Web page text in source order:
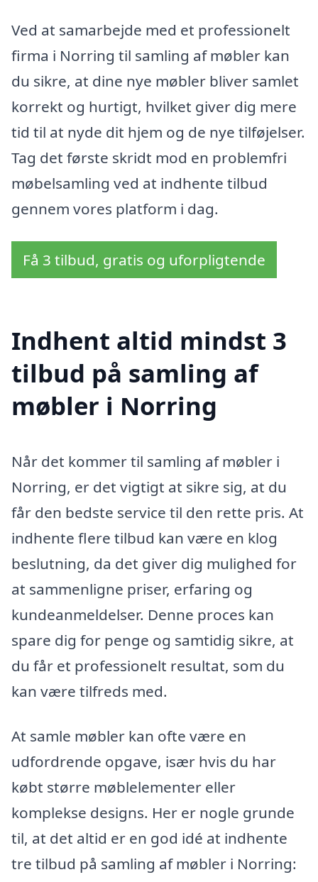
Ved at samarbejde med et professionelt
firma i Norring til samling af møbler kan
du sikre, at dine nye møbler bliver samlet
korrekt og hurtigt, hvilket giver dig mere
tid til at nyde dit hjem og de nye tilføjelser.
Tag det første skridt mod en problemfri
møbelsamling ved at indhente tilbud
gennem vores platform i dag.
Få 3 tilbud, gratis og uforpligtende
Indhent altid mindst 3
tilbud på samling af
møbler i Norring
Når det kommer til samling af møbler i
Norring, er det vigtigt at sikre sig, at du
får den bedste service til den rette pris. At
indhente flere tilbud kan være en klog
beslutning, da det giver dig mulighed for
at sammenligne priser, erfaring og
kundeanmeldelser. Denne proces kan
spare dig for penge og samtidig sikre, at
du får et professionelt resultat, som du
kan være tilfreds med.
At samle møbler kan ofte være en
udfordrende opgave, især hvis du har
købt større møblelementer eller
komplekse designs. Her er nogle grunde
til, at det altid er en god idé at indhente
tre tilbud på samling af møbler i Norring: